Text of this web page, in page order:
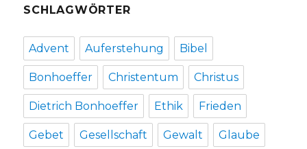
SCHLAGWÖRTER
Advent Auferstehung Bibel
Bonhoeffer Christentum Christus
Dietrich Bonhoeffer Ethik Frieden
Gebet Gesellschaft Gewalt Glaube